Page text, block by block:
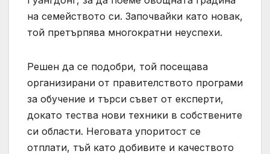
на семейството си. Започвайки като новак,
той претърпява многократни неуспехи.
Решен да се подобри, той посещава
организирани от правителството програми
за обучение и търси съвет от експерти,
докато тества нови техники в собствените
си области. Неговата упоритост се
отплати, тъй като добивите и качеството